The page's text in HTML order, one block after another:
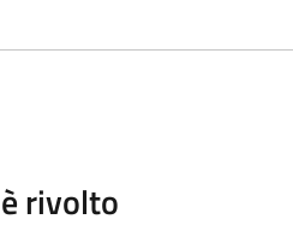
rivolto